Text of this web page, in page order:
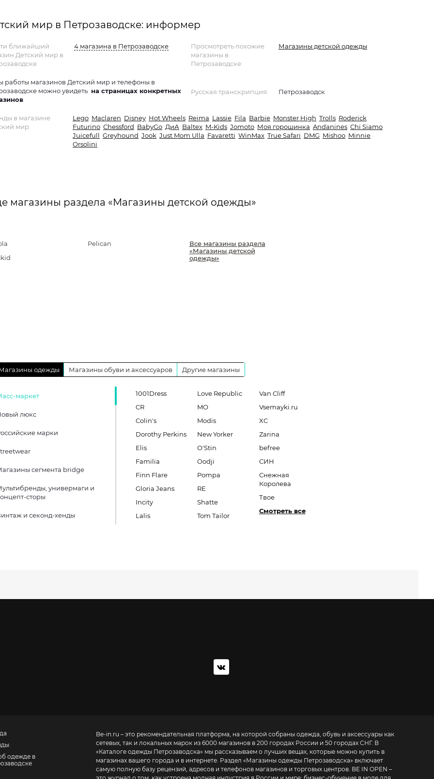
мир в Петрозаводске: информер
ближайший
Детский мир в
4 магазина в Петрозаводске
работы магазинов Детский мир и телефоны в
можно увидеть на страницах конкретных
Просмотреть похожие
магазины в
Петрозаводске:
Магазины детской одежды
Русская транскрипция: Петрозаводск
в магазине
мир:
Lego Maclaren Disney Hot Wheels Reima Lassie Fila Barbie Monster High Trolls Roderick
Futurino Chessford BabyGo ДиА Baltex M-Kids Jomoto Моя горошинка Andanines Chi Siamo
Juicefull Greyhound Jook Just Mom Ulla Favaretti WinMax True Safari DMG Mishoo Minnie
Orsolini
магазины раздела «Магазины детской одежды»
Pelican
Все магазины раздела
«Магазины детской
одежды»
одежды Магазины обуви и аксессуаров Другие магазины
маркет
люкс
марки
сегмента bridge
универмаги и
сторы
и секонд-хенды
1001Dress
CR
Colin's
Dorothy Perkins
Elis
Familia
Finn Flare
Gloria Jeans
Incity
Lalis
Love Republic
MO
Modis
New Yorker
O'Stin
Oodji
Pompa
RE
Shatte
Tom Tailor
Van Cliff
Vsemayki.ru
XC
Zarina
befree
СИН
Снежная
Королева
Твое
Смотреть все
одежде в
Be-in.ru – это рекомендательная платформа, на которой собраны одежда, обувь и аксессуары как
сетевых, так и локальных марок из 6000 магазинов в 200 городах России и 50 городах СНГ. В
«Каталоге одежды Петрозаводска» мы рассказываем о лучших вещах, которые можно купить в
магазинах вашего города и в интернете. Раздел «Магазины одежды Петрозаводска» включает
самую полную базу рецензий, адресов и телефонов магазинов и торговых центров. BE IN OPEN –